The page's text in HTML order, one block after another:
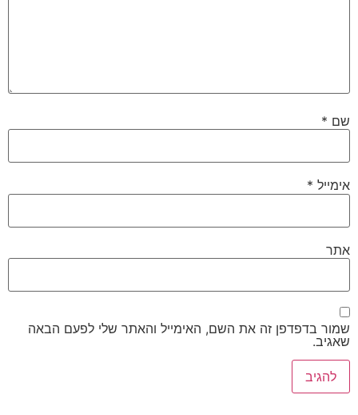
שם *
אימייל *
אתר
שמור בדפדפן זה את השם, האימייל והאתר שלי לפעם הבאה
שאגיב.